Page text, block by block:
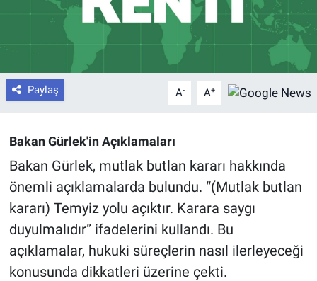
Paylaş A- A+
Bakan Gürlek'in Açıklamaları
Bakan Gürlek, mutlak butlan kararı hakkında
önemli açıklamalarda bulundu. “(Mutlak butlan
kararı) Temyiz yolu açıktır. Karara saygı
duyulmalıdır” ifadelerini kullandı. Bu
açıklamalar, hukuki süreçlerin nasıl ilerleyeceği
konusunda dikkatleri üzerine çekti.